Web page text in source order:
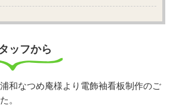
ッフから
和なつめ庵様より電飾袖看板制作のご
。